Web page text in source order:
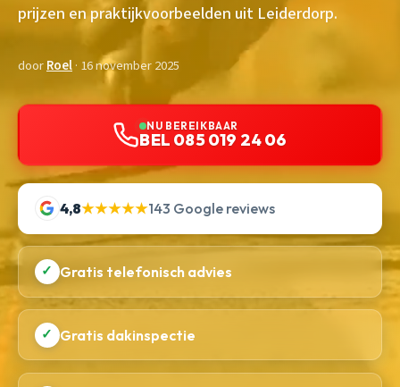
prijzen en praktijkvoorbeelden uit Leiderdorp.
doorRoel· 16 november 2025
NU BEREIKBAAR
BEL 085 019 24 06
4,8★★★★★143 Google reviews
✓ Gratis telefonisch advies
✓ Gratis dakinspectie